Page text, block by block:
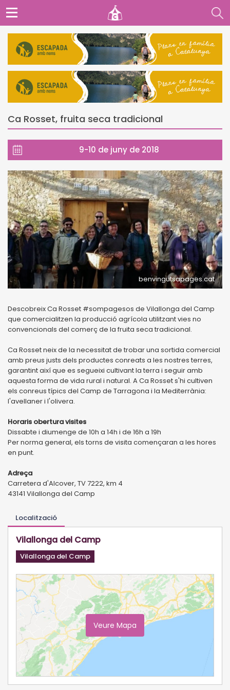
Ca Rosset, fruita seca tradicional
9-10 de juny de 2018
benvingutsapages.cat
Descobreix Ca Rosset #sompagesos de Vilallonga del Camp
que comercialitzen la producció agrícola utilitzant vies no
convencionals del comerç de la fruita seca tradicional.
Ca Rosset neix de la necessitat de trobar una sortida comercial
amb preus justs dels productes conreats a les nostres terres,
garantint així que es segueixi cultivant la terra i seguir amb
aquesta forma de vida rural i natural. A Ca Rosset s'hi cultiven
els conreus típics del Camp de Tarragona i la Mediterrània:
l'avellaner i l'olivera.
Horaris obertura visites
Dissabte i diumenge de 10h a 14h i de 16h a 19h
Per norma general, els torns de visita començaran a les hores
en punt.
Adreça
Carretera d'Alcover, TV 7222, km 4
43141 Vilallonga del Camp
Localització
Vilallonga del Camp
Vilallonga del Camp
Veure Mapa